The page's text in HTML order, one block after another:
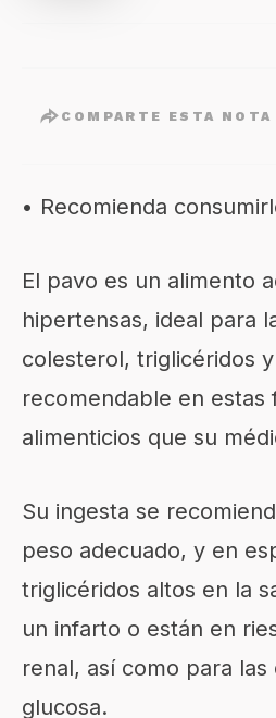
COMPARTE ESTA NOTA
• Recomienda
El pavo es un alimento
hipertensas, ideal para
colesterol, triglicéridos
recomendable en estas
alimenticios que su
Su ingesta se
peso adecuado, y en
triglicéridos altos en la
un infarto o están en
renal, así como para
glucosa.